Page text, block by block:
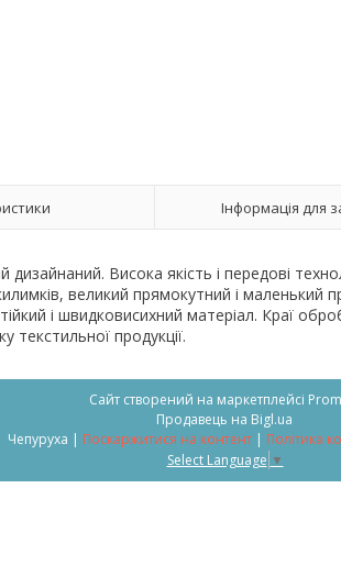
Інформація для
Висока якість і передові
великий прямокутний і маленький
і швидковисихний матеріал. Краї
продукції.
Сайт створений на маркетплейсі
Продавець на Bigl.ua
Чепуруха | Поскаржитися на контент | Політика
Select Language ▼